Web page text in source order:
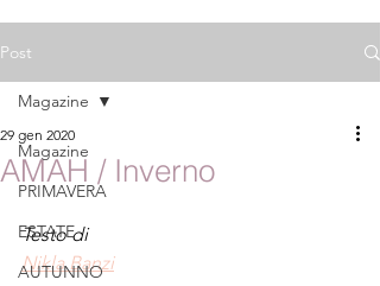
Post
Magazine
PRIMAVERA
ESTATE
AUTUNNO
Magazine
AMAH / Inverno
29 gen 2020
Testo di
Nikla Banzi